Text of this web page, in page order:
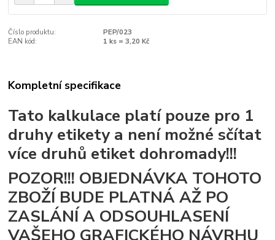
Číslo produktu:
PEP/023
EAN kód:
1 ks = 3,20 Kč
Kompletní specifikace
Tato kalkulace platí pouze pro 1
druhy etikety a není možné sčítat
více druhů etiket dohromady!!!
POZOR!!! OBJEDNÁVKA TOHOTO
ZBOŽÍ BUDE PLATNÁ AŽ PO
ZASLÁNÍ A ODSOUHLASENÍ
VAŠEHO GRAFICKÉHO NÁVRHU